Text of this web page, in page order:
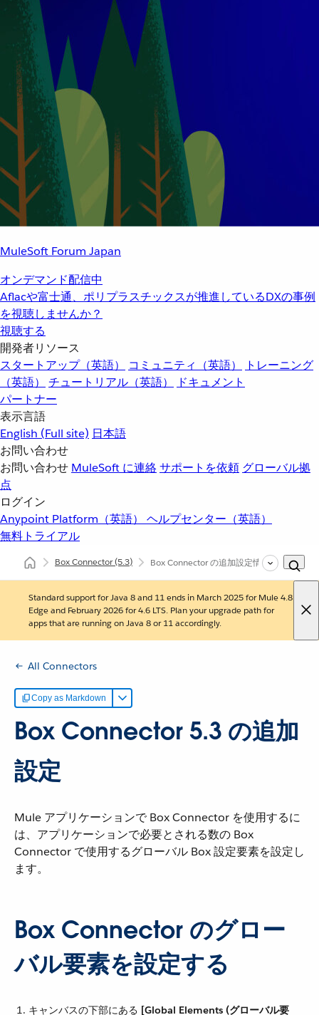
MuleSoft Forum Japan
オンデマンド配信中
Aflacや富士通、ポリプラスチックスが推進しているDXの事例
を視聴しませんか？
視聴する
開発者リソース
スタートアップ（英語）
コミュニティ（英語）
トレーニング
（英語）
チュートリアル（英語）
ドキュメント
パートナー
表示言語
English (Full site) 日本語
お問い合わせ
お問い合わせ MuleSoft に連絡サポートを依頼 グローバル拠
点
ログイン
Anypoint Platform（英語） ヘルプセンター（英語）
無料トライアル
Box Connector(5.3) Box Connector の追加設定情報
Standard support for Java 8 and 11 ends in March 2025 for Mule 4.8
Edge and February 2026 for 4.6 LTS. Plan your upgrade path for
apps that are running on Java 8 or 11 accordingly.
All Connectors
Copy as Markdown
Box Connector 5.3 の追加
設定
Mule アプリケーションで Box Connector を使用するに
は、アプリケーションで必要とされる数の Box
Connector で使用するグローバル Box 設定要素を設定し
ます。
Box Connector のグロー
バル要素を設定する
キャンバスの下部にある ​ [Global Elements (グローバル要